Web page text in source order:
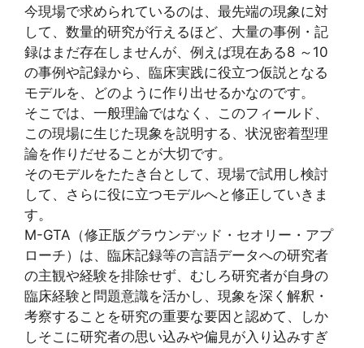
今現場で求められているのは、最先端の現象に対
して、数量的研究が行えるほど、大量の事例・記
録はまだ存在しませんが、例えば現在ある8 ～10
の事例や記録から、臨床実践に役立つ仮説となる
モデルを、どのように作り出せるかなのです。
そこでは、一般理論ではなく、このフィールド、
この現場に生じた現象を説明する、状況密着型理
論を作りだせることが大切です。
そのモデルをたたき台として、現場で試用し検討
して、さらに役に立つモデルへと修正していきま
す。
M-GTA（修正版グラウンデッド・セオリー・アプ
ローチ）は、臨床記録等の言語データへの研究者
の主観や経験を排除せず、むしろ研究者が自身の
臨床経験と問題意識を活かし、現象を深く解釈・
考察することを研究の重要な要因と認めて、しか
しそこに研究者の思い込みや偏見が入り込みすぎ